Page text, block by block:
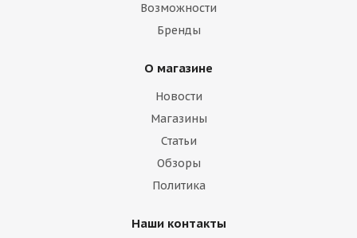
Возможности
Бренды
О магазине
Новости
Магазины
Статьи
Обзоры
Политика
Наши контакты